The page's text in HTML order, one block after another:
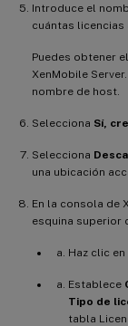
Introduce el
cuántas licencias
Puedes obtener
XenMobile
nombre de host.
Selecciona Sí,
Selecciona
una ubicación
En la consola de
esquina superior
Haz clic en
Establece
Tipo de
tabla